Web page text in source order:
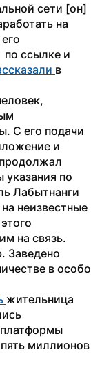
сети [он]
на
по ссылке и
в
С его подачи
и
указания по
Лабытнанги
неизвестные
на связь.
Заведено
в особо
жительница
миллионов